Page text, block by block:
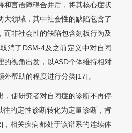
和言语障碍合并后，将其核心症状
大领域，其中社会性的缺陷包含了
而非社会性的缺陷包含刻板行为及
消了DSM-4及之前定义中对自闭
的视角出发，以ASD个体维持相对
帮助的程度进行分类[17]。
，使研究者对自闭症的诊断不再停
往的定性诊断转化为定量诊断，肯
，相关疾病都处于该谱系的连续体